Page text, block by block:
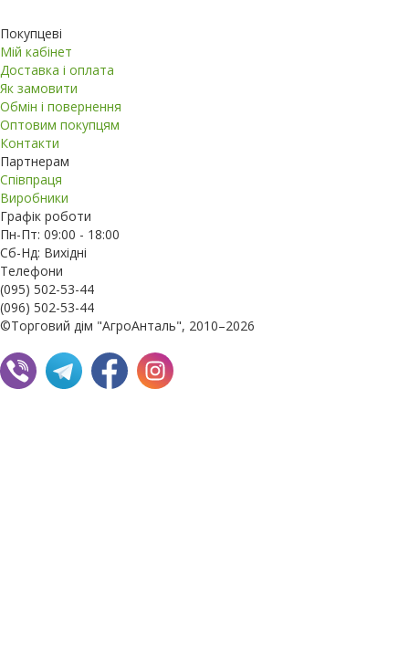
Покупцеві
Мій кабінет
Доставка і оплата
Як замовити
Обмін і повернення
Оптовим покупцям
Контакти
Партнерам
Співпраця
Виробники
Графік роботи
Пн-Пт: 09:00 - 18:00
Сб-Нд: Вихідні
Телефони
(095) 502-53-44
(096) 502-53-44
©Торговий дім "АгроАнталь", 2010–2026